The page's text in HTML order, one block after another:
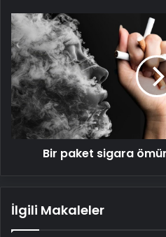
Bir
paket
sigara
ömürden
7
saat
çalıyor
Bir paket sigara
İlgili Makaleler